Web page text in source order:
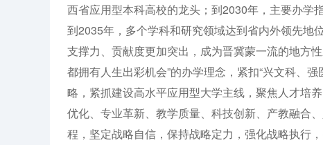
西省应用型本科高校的龙头；到2030年，主要办学
到2035年，多个学科和研究领域达到省内外领先地
支撑力、贡献度更加突出，成为晋冀蒙一流的地方
都拥有人生出彩机会”的办学理念，紧扣“兴文科、
略，紧抓建设高水平应用型大学主线，聚焦人才培
优化、专业革新、教学质量、科技创新、产教融合
程，坚定战略自信，保持战略定力，强化战略执行